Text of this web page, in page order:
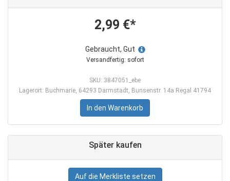
2,99 €*
Gebraucht, Gut
Versandfertig: sofort
SKU: 3847051_ebe
Lagerort: Buchmarie, 64293 Darmstadt, Bunsenstr. 14a Regal 41794
In den Warenkorb
Später kaufen
Auf die Merkliste setzen